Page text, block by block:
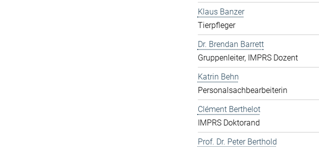
Klaus Banzer
Tierpfleger
Dr. Brendan Barrett
Gruppenleiter, IMPRS Dozent
Katrin Behn
Personalsachbearbeiterin
Clément Berthelot
IMPRS Doktorand
Prof. Dr. Peter Berthold